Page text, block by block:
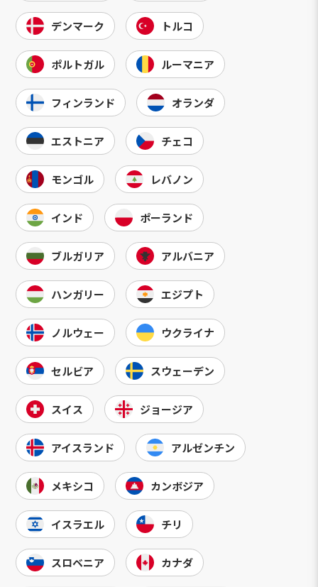
デンマーク トルコ
ポルトガル ルーマニア
フィンランド オランダ
エストニア チェコ
モンゴル レバノン
インド ポーランド
ブルガリア アルバニア
ハンガリー エジプト
ノルウェー ウクライナ
セルビア スウェーデン
スイス ジョージア
アイスランド アルゼンチン
メキシコ カンボジア
イスラエル チリ
スロベニア カナダ